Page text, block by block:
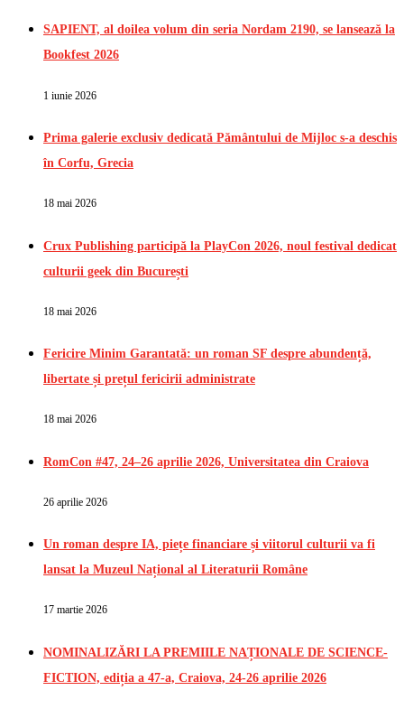
SAPIENT, al doilea volum din seria Nordam 2190, se lansează la
Bookfest 2026
1 iunie 2026
Prima galerie exclusiv dedicată Pământului de Mijloc s-a deschis
în Corfu, Grecia
18 mai 2026
Crux Publishing participă la PlayCon 2026, noul festival dedicat
culturii geek din București
18 mai 2026
Fericire Minim Garantată: un roman SF despre abundență,
libertate și prețul fericirii administrate
18 mai 2026
RomCon #47, 24–26 aprilie 2026, Universitatea din Craiova
26 aprilie 2026
Un roman despre IA, piețe financiare și viitorul culturii va fi
lansat la Muzeul Național al Literaturii Române
17 martie 2026
NOMINALIZĂRI LA PREMIILE NAȚIONALE DE SCIENCE-
FICTION, ediția a 47-a, Craiova, 24-26 aprilie 2026